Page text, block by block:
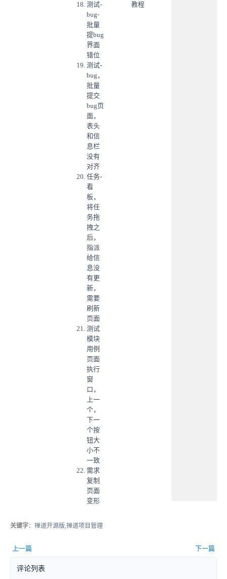
教程
测试-
bug-
批量
提bug
界面
错位
测试-
bug，
批量
提交
bug页
面，
表头
和信
息栏
没有
对齐
任务-
看
板，
将任
务拖
拽之
后，
指派
给信
息没
有更
新，
需要
刷新
页面
测试
模块
用例
页面
执行
窗
口，
上一
个，
下一
个按
钮大
小不
一致
需求
复制
页面
变形
关键字：禅道开源版,禅道项目管理
上一篇 下一篇
评论列表